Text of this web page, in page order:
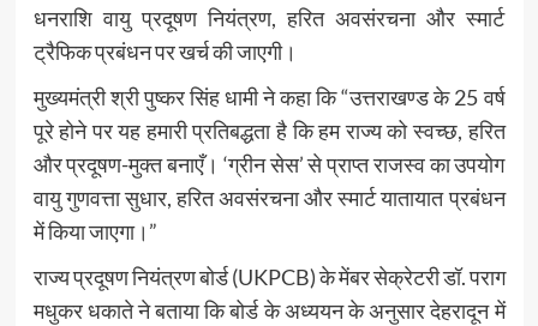
धनराशि वायु प्रदूषण नियंत्रण, हरित अवसंरचना और स्मार्ट
ट्रैफिक प्रबंधन पर खर्च की जाएगी।
मुख्यमंत्री श्री पुष्कर सिंह धामी ने कहा कि “उत्तराखण्ड के 25 वर्ष
पूरे होने पर यह हमारी प्रतिबद्धता है कि हम राज्य को स्वच्छ, हरित
और प्रदूषण-मुक्त बनाएँ। ‘ग्रीन सेस’ से प्राप्त राजस्व का उपयोग
वायु गुणवत्ता सुधार, हरित अवसंरचना और स्मार्ट यातायात प्रबंधन
में किया जाएगा।”
राज्य प्रदूषण नियंत्रण बोर्ड (UKPCB) के मेंबर सेक्रेटरी डॉ. पराग
मधुकर धकाते ने बताया कि बोर्ड के अध्ययन के अनुसार देहरादून में